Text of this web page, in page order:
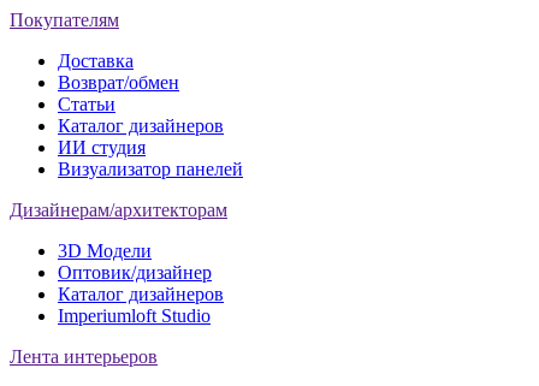
Покупателям
Доставка
Возврат/обмен
Статьи
Каталог дизайнеров
ИИ студия
Визуализатор панелей
Дизайнерам/архитекторам
3D Модели
Оптовик/дизайнер
Каталог дизайнеров
Imperiumloft Studio
Лента интерьеров